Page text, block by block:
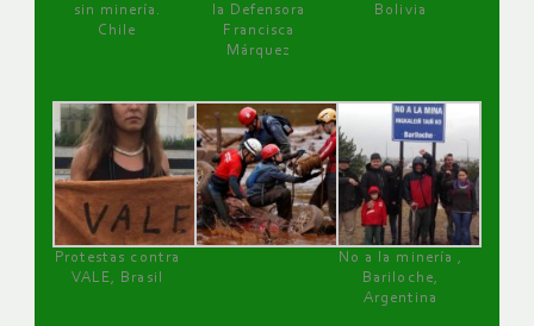
sin minería.
Chile
la Defensora
Francisca
Márquez
Bolivia
Protestas contra
VALE, Brasil
No a la minería ,
Bariloche,
Argentina